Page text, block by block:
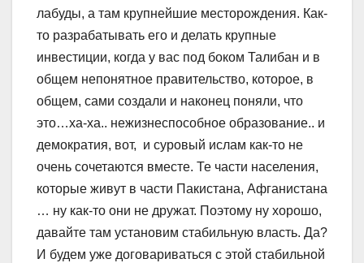
лабуды, а там крупнейшие месторождения. Как-
то разрабатывать его и делать крупные
инвестиции, когда у вас под боком Талибан и в
общем непонятное правительство, которое, в
общем, сами создали и наконец поняли, что
это…ха-ха.. нежизнеспособное образование.. и
демократия, вот, и суровый ислам как-то не
очень сочетаются вместе. Те части населения,
которые живут в части Пакистана, Афганистана
… ну как-то они не дружат. Поэтому ну хорошо,
давайте там установим стабильную власть. Да?
И будем уже договариваться с этой стабильной